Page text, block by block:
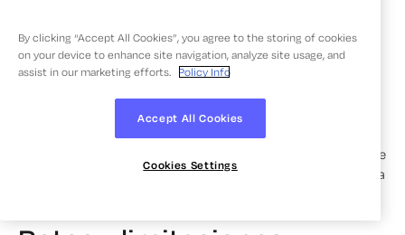
Tareas cron de Unix: tareas programadas que activan la
generación de CRL a intervalos fijos.
Como buena práctica, las CA de nueva creación deberían
publicar una CRL vacía inmediatamente después de su
creación. De este modo se garantiza que las partes que
confían en ellas puedan validar los certificados de la CA desde
el primer día, incluso antes de que se haya producido ninguna
By clicking “Accept All Cookies”, you agree to the storing of cookies
on your device to enhance site navigation, analyze site usage, and
assist in our marketing efforts.
Policy Info
Accept All Cookies
Cookies Settings